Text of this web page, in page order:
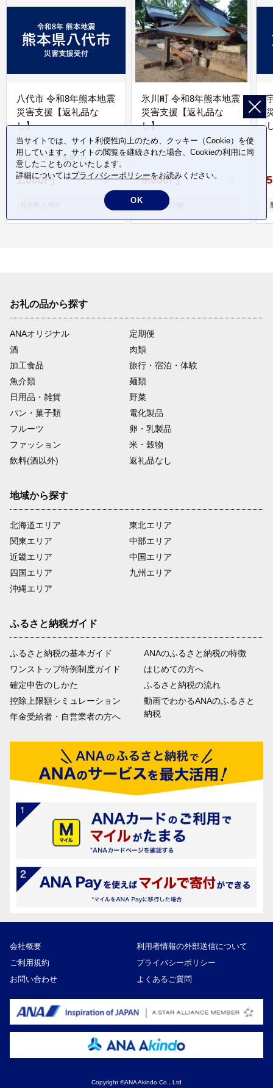
八代市 令和8年熊本地震
災害支援【返礼品な
し】
5.0（7）
1,000円
氷川町 令和8年熊本地震
災害支援【返礼品な
し】
5,000円
熊本県 氷川町
お礼の品から探す
ANAオリジナル
定期便
酒
肉類
加工食品
旅行・宿泊・体験
魚介類
麺類
日用品・雑貨
野菜
パン・菓子類
電化製品
フルーツ
卵・乳製品
ファッション
米・穀物
飲料(酒以外)
返礼品なし
地域から探す
北海道エリア
関東エリア
近畿エリア
四国エリア
沖縄エリア
東北エリア
中部エリア
中国エリア
九州エリア
ふるさと納税ガイド
ふるさと納税の基本ガイド
ワンストップ特例制度ガイド
確定申告のしかた
控除上限額シミュレーション
年金受給者・自営業者の方へ
ANAのふるさと納税の特徴
はじめての方へ
ふるさと納税の流れ
動画でわかるANAのふるさと
納税
会社概要
利用者情報の外部送信について
ご利用規約
プライバシーポリシー
お問い合わせ
よくあるご質問
Copyright ©ANA Akindo Co., Ltd
当サイトでは、サイト利便性向上のため、クッキー（Cookie）を使
用しています。サイトの閲覧を継続された場合、Cookieの利用に同
意したことものといたします。
詳細についてはプライバシーポリシーをお読みください。
OK